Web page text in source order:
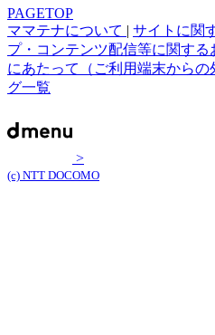
PAGETOP
ママテナについて | サイトに関
プ・コンテンツ配信等に関する
にあたって（ご利用端末からの
グ一覧
>
(c) NTT DOCOMO